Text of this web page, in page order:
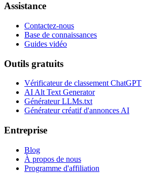
Assistance
Contactez-nous
Base de connaissances
Guides vidéo
Outils gratuits
Vérificateur de classement ChatGPT
AI Alt Text Generator
Générateur LLMs.txt
Générateur créatif d'annonces AI
Entreprise
Blog
À propos de nous
Programme d'affiliation